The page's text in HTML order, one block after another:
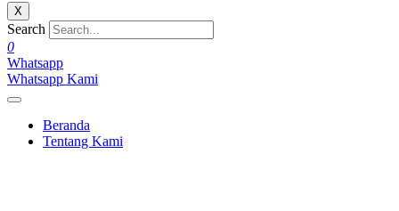
X
Search
0
Whatsapp
Whatsapp Kami
Beranda
Tentang Kami